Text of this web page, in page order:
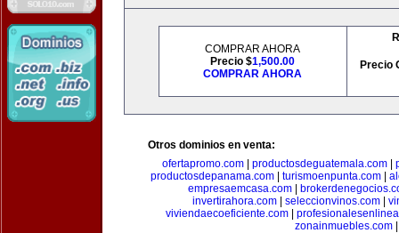
COMPRAR AHORA
Precio $1,500.00
COMPRAR AHORA
Precio
Otros dominios en venta:
ofertapromo.com
productosdeguatemala.com
productosdepanama.com
turismoenpunta.com
empresaemcasa.com
invertirahora.com| seleccionvinos.com|
viviendaecoeficiente.com|
zonainmuebles.com